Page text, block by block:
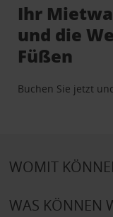
Ihr
und die
Füßen
Buchen Sie jetzt
WOMIT
WAS KÖNNEN